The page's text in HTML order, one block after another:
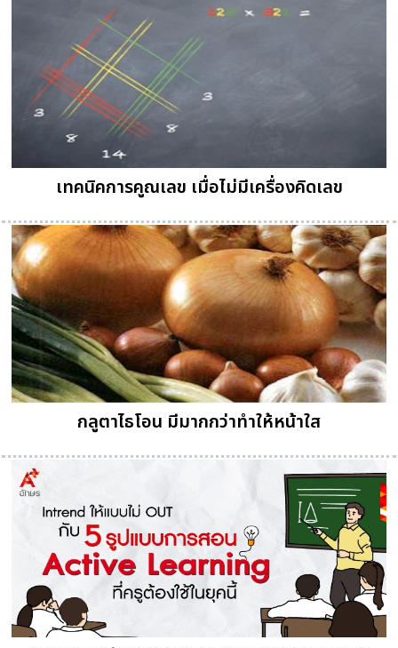
เทคนิคการคูณเลข เมื่อไม่มีเครื่องคิดเลข
กลูตาไธโอน มีมากกว่าทำให้หน้าใส